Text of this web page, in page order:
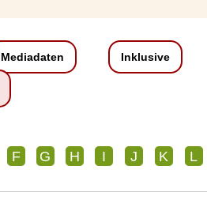
Mediadaten Inklusive
F G H I J K L